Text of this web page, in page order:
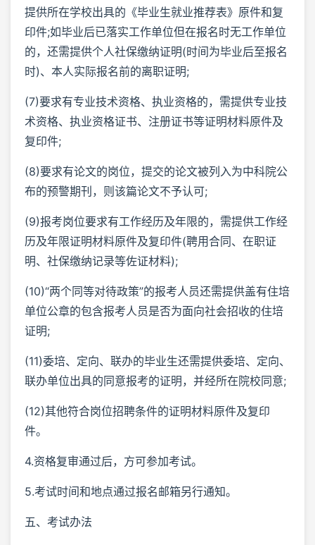
提供所在学校出具的《毕业生就业推荐表》原件和复
印件;如毕业后已落实工作单位但在报名时无工作单位
的，还需提供个人社保缴纳证明(时间为毕业后至报名
时)、本人实际报名前的离职证明;
(7)要求有专业技术资格、执业资格的，需提供专业技
术资格、执业资格证书、注册证书等证明材料原件及
复印件;
(8)要求有论文的岗位，提交的论文被列入为中科院公
布的预警期刊，则该篇论文不予认可;
(9)报考岗位要求有工作经历及年限的，需提供工作经
历及年限证明材料原件及复印件(聘用合同、在职证
明、社保缴纳记录等佐证材料);
(10)“两个同等对待政策”的报考人员还需提供盖有住培
单位公章的包含报考人员是否为面向社会招收的住培
证明;
(11)委培、定向、联办的毕业生还需提供委培、定向、
联办单位出具的同意报考的证明，并经所在院校同意;
(12)其他符合岗位招聘条件的证明材料原件及复印
件。
4.资格复审通过后，方可参加考试。
5.考试时间和地点通过报名邮箱另行通知。
五、考试办法